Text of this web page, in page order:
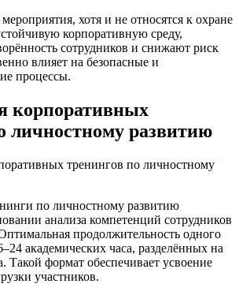
хотя и не относятся к охране
корпоративную среду,
сотрудников и снижают риск
влияет на безопасные и
процессы.
корпоративных
личностному развитию
по личностному развитию
анализа компетенций сотрудников
продолжительность одного
академических часа, разделённых на
Такой формат обеспечивает усвоение
участников.